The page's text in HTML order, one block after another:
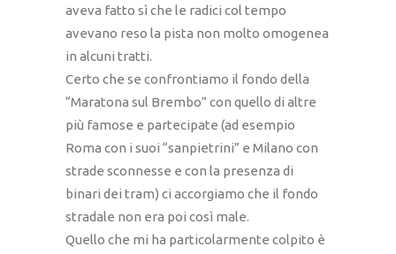
aveva fatto sì che le radici col tempo
avevano reso la pista non molto omogenea
in alcuni tratti.
Certo che se confrontiamo il fondo della
“Maratona sul Brembo” con quello di altre
più famose e partecipate (ad esempio
Roma con i suoi “sanpietrini” e Milano con
strade sconnesse e con la presenza di
binari dei tram) ci accorgiamo che il fondo
stradale non era poi così male.
Quello che mi ha particolarmente colpito è